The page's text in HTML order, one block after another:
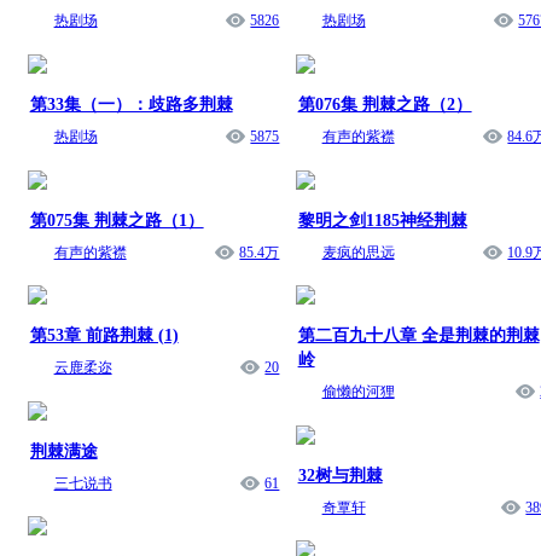
热剧场 5826
第33集（一）：歧路多荆棘
热剧场 5875
第075集 荆棘之路（1）
有声的紫襟 85.4万
第53章 前路荆棘 (1)
云鹿柔迩 20
荆棘满途
三七说书 61
热剧场
第076集 荆棘之路（2）
有声的紫襟 84.6
黎明之剑1185神经荆棘
麦疯的思远 10.9
第二百九十八章 全是荆棘的荆棘
岭
偷懒的河狸
32树与荆棘
奇覃轩